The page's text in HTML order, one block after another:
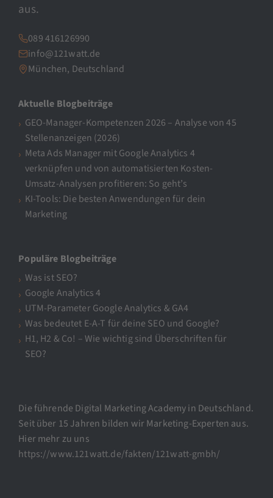
aus.
089 416126990
info@121watt.de
München, Deutschland
Aktuelle Blogbeiträge
GEO-Manager-Kompetenzen 2026 – Analyse von 45
Stellenanzeigen (2026)
Meta Ads Manager mit Google Analytics 4
verknüpfen und von automatisierten Kosten-
Umsatz-Analysen profitieren: So geht’s
KI-Tools: Die besten Anwendungen für dein
Marketing
Populäre Blogbeiträge
Was ist SEO?
Google Analytics 4
UTM-Parameter Google Analytics & GA4
Was bedeutet E-A-T für deine SEO und Google?
H1, H2 & Co! – Wie wichtig sind Überschriften für
SEO?
Die führende Digital Marketing Academy in Deutschland.
Seit über 15 Jahren bilden wir Marketing-Experten aus.
Hier mehr zu uns
https://www.121watt.de/fakten/121watt-gmbh/